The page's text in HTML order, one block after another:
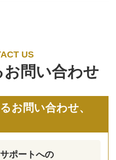
US
問い合わせ
お問い合わせ、
ポートへの